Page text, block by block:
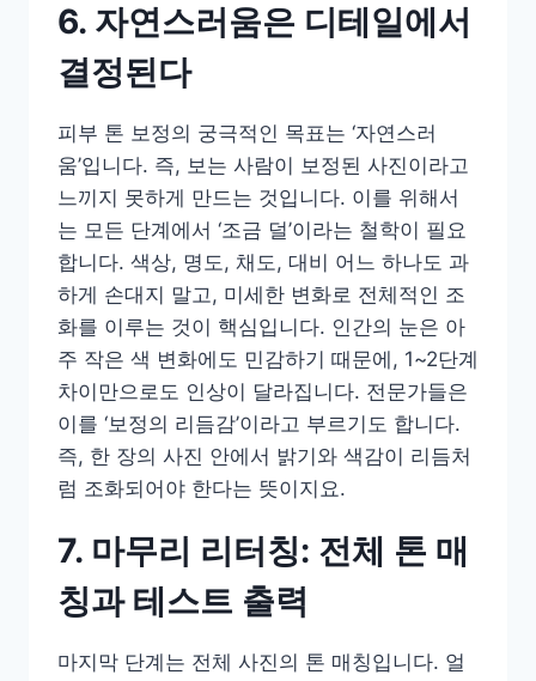
6. 자연스러움은 디테일에서
결정된다
피부 톤 보정의 궁극적인 목표는 ‘자연스러
움’입니다. 즉, 보는 사람이 보정된 사진이라고
느끼지 못하게 만드는 것입니다. 이를 위해서
는 모든 단계에서 ‘조금 덜’이라는 철학이 필요
합니다. 색상, 명도, 채도, 대비 어느 하나도 과
하게 손대지 말고, 미세한 변화로 전체적인 조
화를 이루는 것이 핵심입니다. 인간의 눈은 아
주 작은 색 변화에도 민감하기 때문에, 1~2단계
차이만으로도 인상이 달라집니다. 전문가들은
이를 ‘보정의 리듬감’이라고 부르기도 합니다.
즉, 한 장의 사진 안에서 밝기와 색감이 리듬처
럼 조화되어야 한다는 뜻이지요.
7. 마무리 리터칭: 전체 톤 매
칭과 테스트 출력
마지막 단계는 전체 사진의 톤 매칭입니다. 얼